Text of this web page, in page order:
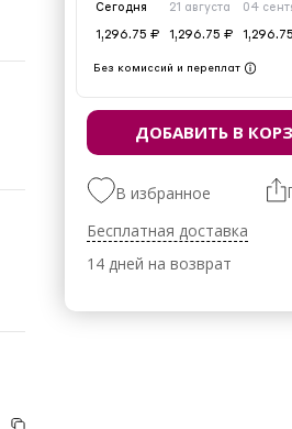
Сегодня
1,296.75 ₽
21 августа
1,296.75 ₽
04
Без комиссий и переплат
ДОБАВИТЬ В
В избранное
Бесплатная доставка
14 дней на возврат